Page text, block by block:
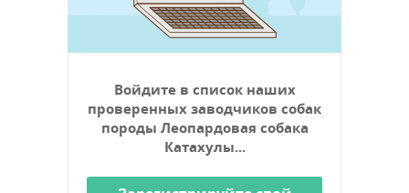
Войдите в список наших
проверенных заводчиков собак
породы Леопардовая собака
Катахулы...